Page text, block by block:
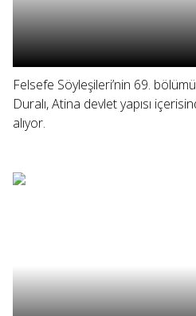
Felsefe Söyleşileri’nin 69.
Duralı, Atina devlet yapısı
alıyor.